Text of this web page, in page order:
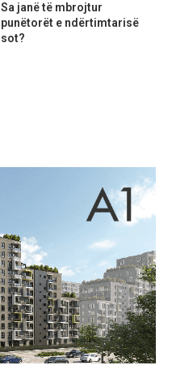
Sa janë të mbrojtur
punëtorët e ndërtimtarisë
sot?